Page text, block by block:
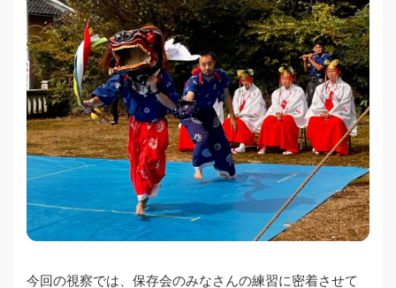
今回の視察では、保存会のみなさんの練習に密着させて